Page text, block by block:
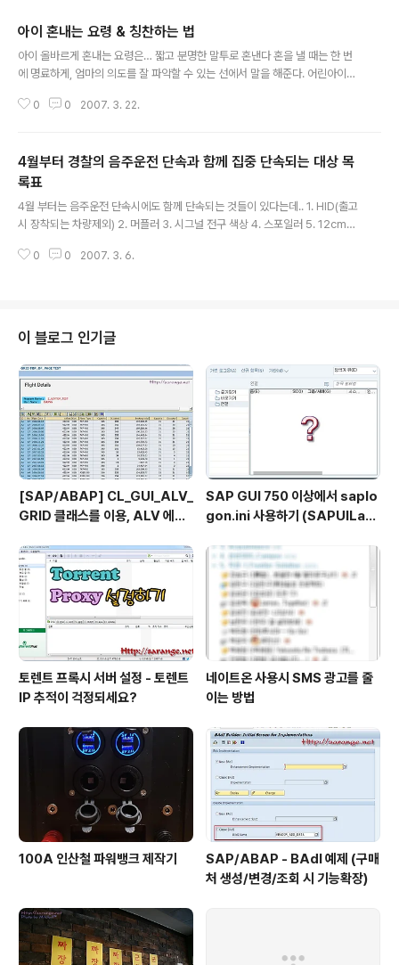
아이 혼내는 요령 & 칭찬하는 법
아이 올바르게 혼내는 요령은… 짧고 분명한 말투로 혼낸다 혼을 낼 때는 한 번
에 명료하게, 엄마의 의도를 잘 파악할 수 있는 선에서 말을 해준다. 어린아이들
되풀이하면 짜증스럽고 오히려 반항심만 유발할 수 있으므로 주의한다. 지적은
다. 시간이 지난 후에 말을 하면 아이는 무엇 때문에 혼나는지 알지도 못하면서
엄마를 원망할 수 있다.아이가 잘못을 했다고 해도 이미 지났다면 그냥 넘기는
것이 낫다. 절대 손으로 때리지 않는다 아이에게 혼을 낼 때는 조용한 말로 해결
한다. 단, 같은..
0 0 2007. 3. 22.
4월부터 경찰의 음주운전 단속과 함께 집중 단속되는 대상 목
록표
4월 부터는 음주운전 단속시에도 함께 단속되는 것들이 있다는데.. 1. HID(출고
시 장착되는 차량제외) 2. 머플러 3. 시그널 전구 색상 4. 스포일러 5. 12cm이
걸리면 최고 벌금 300만원이며 단속 권한이 교통안전 관리공단에서 경찰청으
태료 3만원 (후미, 전조등에 색이 다른 전구 해당 - 블루 전구 ) 4. 불법등화설피
- 과태료 3만원 (안개등 추가설치, 서치라이트 ..
0 0 2007. 3. 6.
이 블로그 인기글
[SAP/ABAP] CL_GUI_ALV_
GRID 클래스를 이용, ALV 에서
SAP GUI 750 이상에서 saplo
gon.ini 사용하기 (SAPUILan
토렌트 프록시 서버 설정 - 토렌트
IP 추적이 걱정되세요?
네이트온 사용시 SMS 광고를 줄
이는 방법
100A 인산철 파워뱅크 제작기
SAP/ABAP - BAdI 예제 (구매
처 생성/변경/조회 시 기능확장)